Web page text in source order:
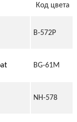
Код цвета
B-572P
BG-61M
NH-578